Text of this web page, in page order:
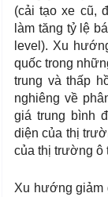
(cải tạo xe cũ,
làm tăng tỷ lệ
level). Xu
quốc trong
trung và thấp
nghiêng về
giá trung bình
diện của thị
của thị trường ô
Xu hướng giảm